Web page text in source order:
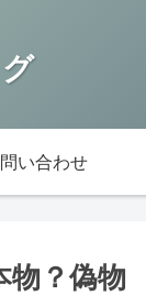
い合わせ
物？偽物